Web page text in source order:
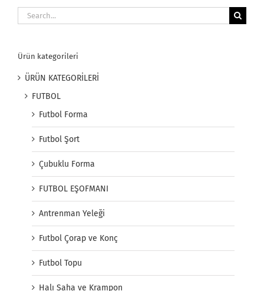
Search
for:
Ürün kategorileri
ÜRÜN KATEGORİLERİ
FUTBOL
Futbol Forma
Futbol Şort
Çubuklu Forma
FUTBOL EŞOFMANI
Antrenman Yeleği
Futbol Çorap ve Konç
Futbol Topu
Halı Saha ve Krampon